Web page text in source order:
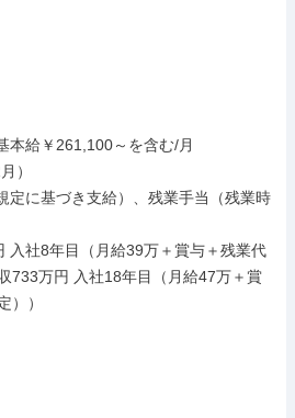
本給￥261,100～を含む/月
）
定に基づき支給）、残業手当（残業時
入社8年目（月給39万＋賞与＋残業代
733万円 入社18年目（月給47万＋賞
））